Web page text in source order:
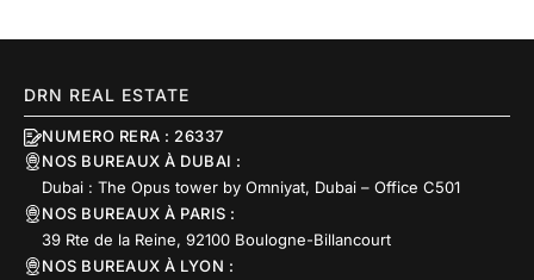
DRN REAL ESTATE
NUMERO RERA : 26337
NOS BUREAUX À DUBAI :
Dubai : The Opus tower by Omniyat, Dubai – Office C501
NOS BUREAUX À PARIS :
39 Rte de la Reine, 92100 Boulogne-Billancourt
NOS BUREAUX À LYON :